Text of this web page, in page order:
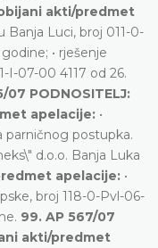
akti/predmet
Banja Luci, broj 011-0-
• rješenje
I-07-00 4117 od 26.
07 PODNOSITELJ:
apelacije: •
parničnog postupka.
d.o.o. Banja Luka
apelacije: •
broj 118-0-Pvl-06-
99. AP 567/07
akti/predmet